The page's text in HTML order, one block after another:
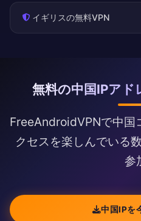
イギリスの無料VPN
無料の中国IPアド
FreeAndroidVPNで中国
クセスを楽しんでいる
参
中国IPを